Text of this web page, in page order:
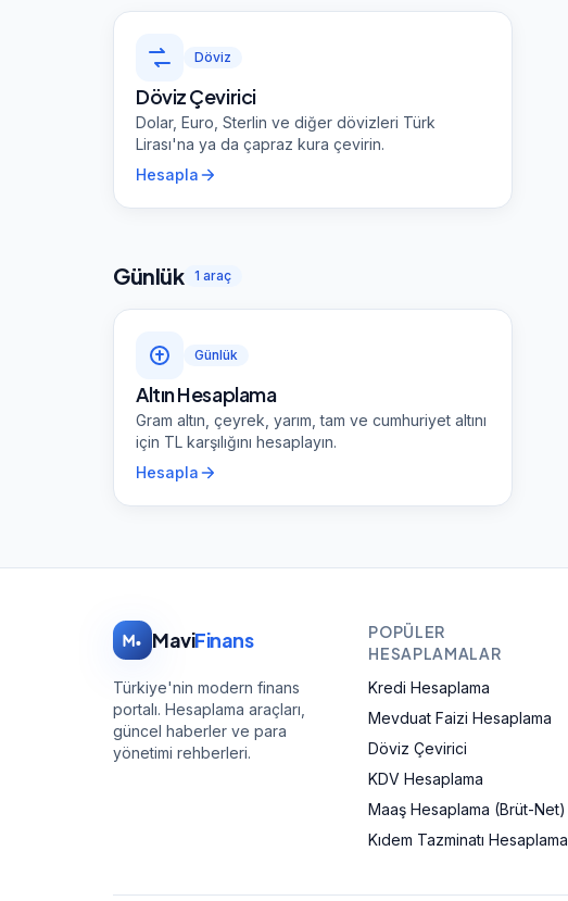
Döviz
Döviz Çevirici
Dolar, Euro, Sterlin ve diğer dövizleri Türk
Lirası'na ya da çapraz kura çevirin.
Hesapla
Günlük 1 araç
Günlük
Altın Hesaplama
Gram altın, çeyrek, yarım, tam ve cumhuriyet altını
için TL karşılığını hesaplayın.
Hesapla
MaviFinans
Türkiye'nin modern finans
portalı. Hesaplama araçları,
güncel haberler ve para
yönetimi rehberleri.
POPÜLER
HESAPLAMALAR
Kredi Hesaplama
Mevduat Faizi Hesaplama
Döviz Çevirici
KDV Hesaplama
Maaş Hesaplama (Brüt-Net)
Kıdem Tazminatı Hesaplama